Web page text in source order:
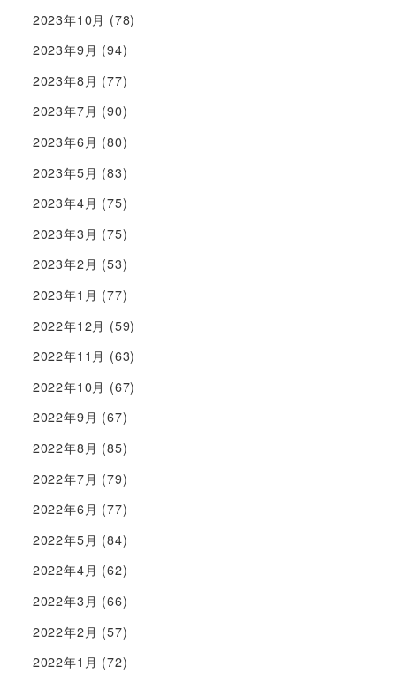
2023年10月 (78)
2023年9月 (94)
2023年8月 (77)
2023年7月 (90)
2023年6月 (80)
2023年5月 (83)
2023年4月 (75)
2023年3月 (75)
2023年2月 (53)
2023年1月 (77)
2022年12月 (59)
2022年11月 (63)
2022年10月 (67)
2022年9月 (67)
2022年8月 (85)
2022年7月 (79)
2022年6月 (77)
2022年5月 (84)
2022年4月 (62)
2022年3月 (66)
2022年2月 (57)
2022年1月 (72)